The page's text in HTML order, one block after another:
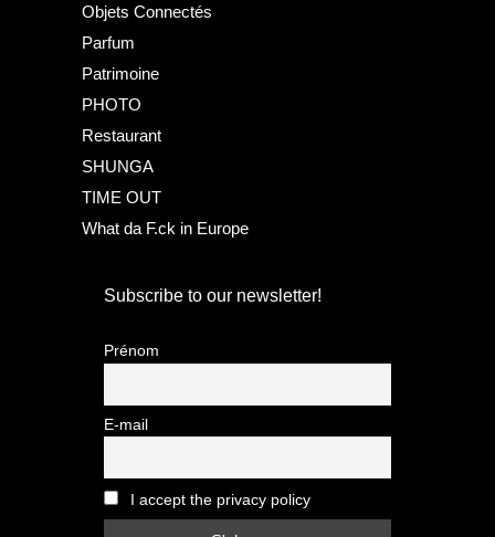
Objets Connectés
Parfum
Patrimoine
PHOTO
Restaurant
SHUNGA
TIME OUT
What da F.ck in Europe
Subscribe to our newsletter!
Prénom
E-mail
I accept the privacy policy